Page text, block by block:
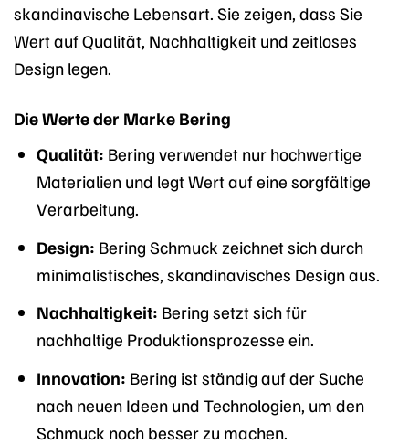
skandinavische Lebensart. Sie zeigen, dass Sie
Wert auf Qualität, Nachhaltigkeit und zeitloses
Design legen.
Die Werte der Marke Bering
Qualität: Bering verwendet nur hochwertige
Materialien und legt Wert auf eine sorgfältige
Verarbeitung.
Design: Bering Schmuck zeichnet sich durch
minimalistisches, skandinavisches Design aus.
Nachhaltigkeit: Bering setzt sich für
nachhaltige Produktionsprozesse ein.
Innovation: Bering ist ständig auf der Suche
nach neuen Ideen und Technologien, um den
Schmuck noch besser zu machen.